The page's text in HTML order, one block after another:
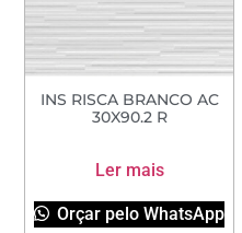
INS RISCA BRANCO AC
30X90.2 R
Ler mais
Orçar pelo WhatsApp